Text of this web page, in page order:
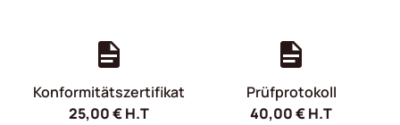
Konformitätszertifikat
25,00€H.T
Prüfprotokoll
40,00€H.T